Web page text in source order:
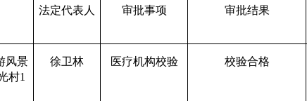
法定代表人 审批事项 审批结果
风景
村1
徐卫林 医疗机构校验 校验合格